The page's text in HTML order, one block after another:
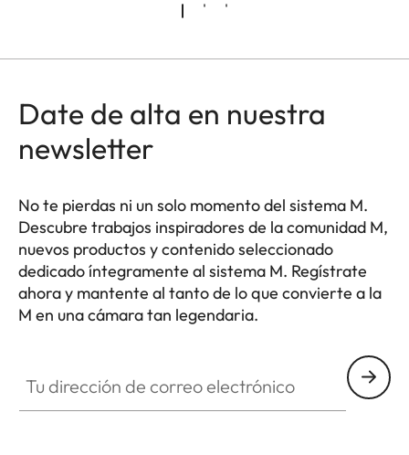
Date de alta en nuestra
newsletter
No te pierdas ni un solo momento del sistema M.
Descubre trabajos inspiradores de la comunidad M,
nuevos productos y contenido seleccionado
dedicado íntegramente al sistema M. Regístrate
ahora y mantente al tanto de lo que convierte a la
M en una cámara tan legendaria.